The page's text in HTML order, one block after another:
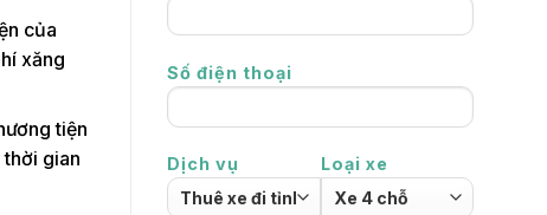
của
xăng
tiện
gian
Số điện thoại
Dịch vụ Loại xe